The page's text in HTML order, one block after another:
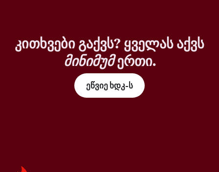
კითხვები გაქვს? ყველას აქვს
მინიმუმერთი.
ეწვიე ხდკ-ს